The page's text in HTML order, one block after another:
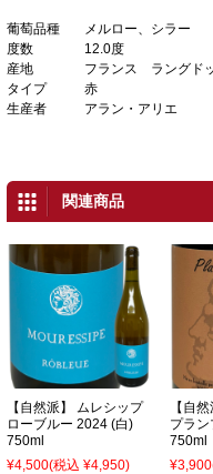
葡萄品種
メルロー、シラー
度数
12.0度
産地
フランス ラングド
タイプ
赤
生産者
アラン・アリエ
関連商品
【自然派】 ムレシップ
ローブルー 2024 (白)
750ml
¥4,500(税込 ¥4,950)
【自
プラ
750ml
¥3,900